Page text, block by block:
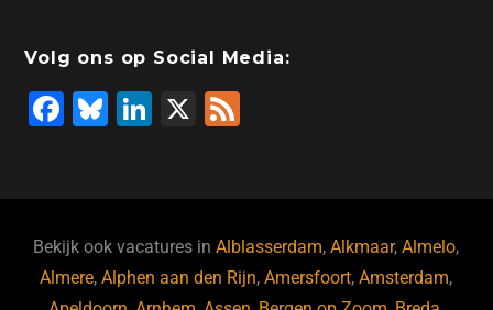
Volg ons op Social Media:
F
b
o
Bl
ky
Li
dI
n
X
Bekijk ook vacatures inAlblasserdam,Alkmaar,Almelo,
Almere,Alphen aan den Rijn,Amersfoort,Amsterdam,